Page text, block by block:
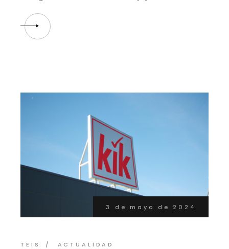
3 de mayo de 2024
TEIS ACTUALIDAD